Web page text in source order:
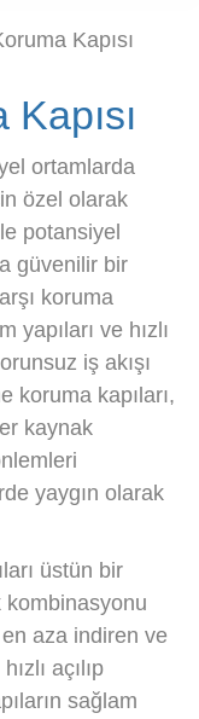
Kapısı
ortamlarda
özel olarak
potansiyel
güvenilir bir
koruma
ve hızlı
iş akışı
koruma kapıları,
kaynak
yaygın olarak
üstün bir
kombinasyonu
aza indiren ve
açılıp
sağlam